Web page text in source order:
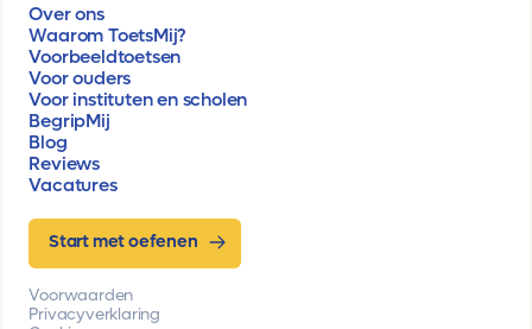
Over ons
Waarom ToetsMij?
Voorbeeldtoetsen
Voor ouders
Voor instituten en scholen
BegripMij
Blog
Reviews
Vacatures
Start met oefenen
Voorwaarden
Privacyverklaring